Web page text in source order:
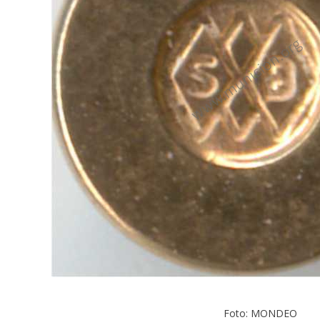
Foto: MONDEO